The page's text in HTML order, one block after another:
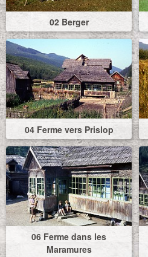
02 Berger
04 Ferme vers Prislop
06 Ferme dans les
Maramures